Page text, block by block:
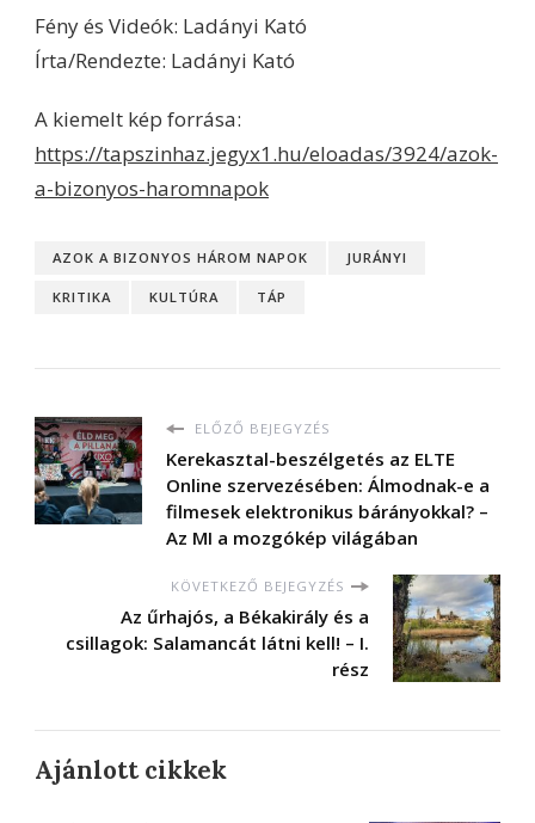
Fény és Videók: Ladányi Kató
Írta/Rendezte: Ladányi Kató
A kiemelt kép forrása:
https://tapszinhaz.jegyx1.hu/eloadas/3924/azok-
a-bizonyos-haromnapok
AZOK A BIZONYOS HÁROM NAPOK JURÁNYI
KRITIKA KULTÚRA TÁP
ELŐZŐ BEJEGYZÉS
Kerekasztal-beszélgetés az ELTE
Online szervezésében: Álmodnak-e a
filmesek elektronikus bárányokkal? –
Az MI a mozgókép világában
KÖVETKEZŐ BEJEGYZÉS
Az űrhajós, a Békakirály és a
csillagok: Salamancát látni kell! – I.
rész
Ajánlott cikkek